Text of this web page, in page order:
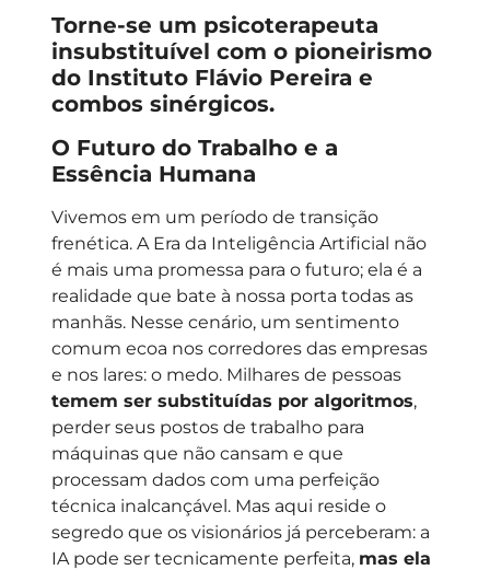
Torne-se um psicoterapeuta
insubstituível com o pioneirismo
do Instituto Flávio Pereira e
combos sinérgicos.
O Futuro do Trabalho e a
Essência Humana
Vivemos em um período de transição
frenética. A Era da Inteligência Artificial não
é mais uma promessa para o futuro; ela é a
realidade que bate à nossa porta todas as
manhãs. Nesse cenário, um sentimento
comum ecoa nos corredores das empresas
e nos lares: o medo. Milhares de pessoas
temem ser substituídas por algoritmos,
perder seus postos de trabalho para
máquinas que não cansam e que
processam dados com uma perfeição
técnica inalcançável. Mas aqui reside o
segredo que os visionários já perceberam: a
IA pode ser tecnicamente perfeita, mas ela